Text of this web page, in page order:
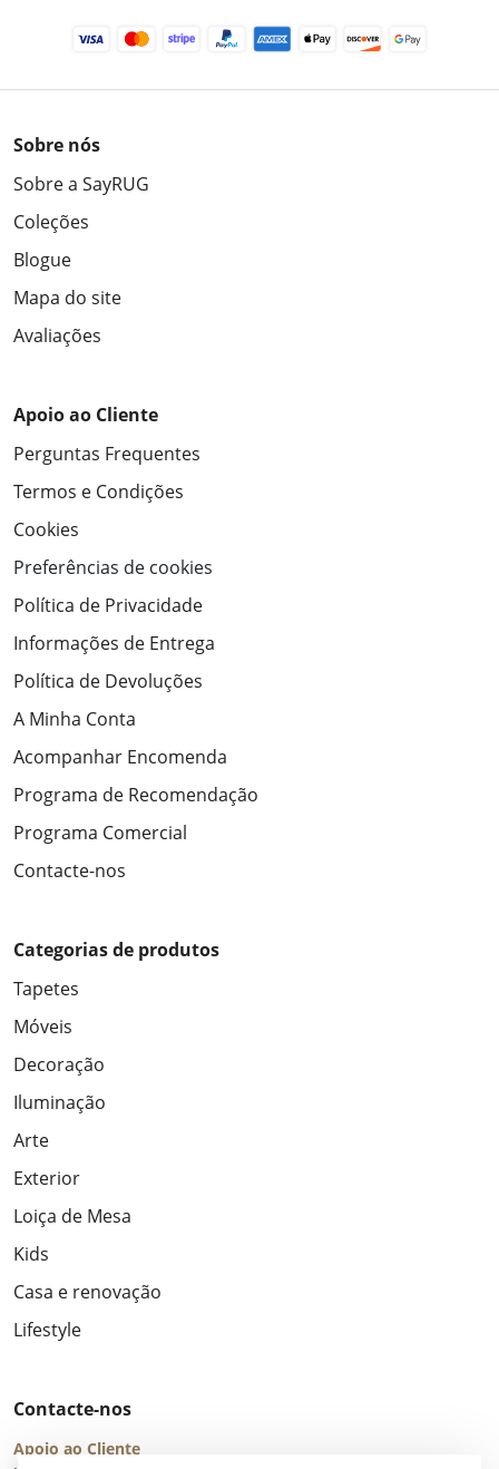
Sobre nós
Sobre a SayRUG
Coleções
Blogue
Mapa do site
Avaliações
Apoio ao Cliente
Perguntas Frequentes
Termos e Condições
Cookies
Preferências de cookies
Política de Privacidade
Informações de Entrega
Política de Devoluções
A Minha Conta
Acompanhar Encomenda
Programa de Recomendação
Programa Comercial
Contacte-nos
Categorias de produtos
Tapetes
Móveis
Decoração
Iluminação
Arte
Exterior
Loiça de Mesa
Kids
Casa e renovação
Lifestyle
Contacte-nos
Apoio ao Cliente